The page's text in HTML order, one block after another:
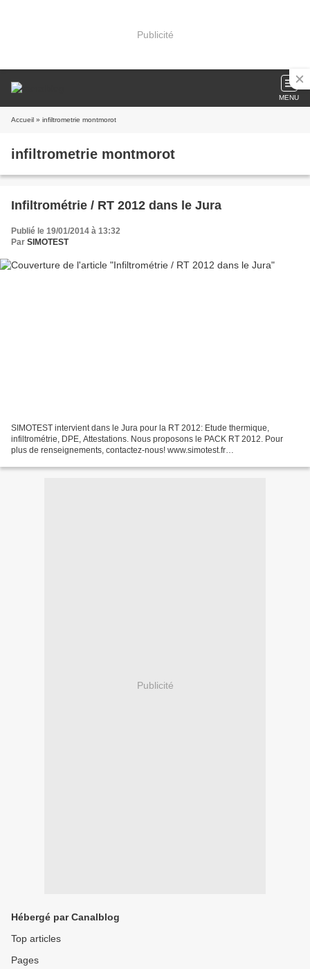
Publicité
MENU
Accueil » infiltrometrie montmorot
infiltrometrie montmorot
Infiltrométrie / RT 2012 dans le Jura
Publié le 19/01/2014 à 13:32
Par SIMOTEST
SIMOTEST intervient dans le Jura pour la RT 2012: Etude thermique,
infiltrométrie, DPE, Attestations. Nous proposons le PACK RT 2012. Pour
plus de renseignements, contactez-nous! www.simotest.fr
Publicité
Hébergé par Canalblog
Top articles
Pages